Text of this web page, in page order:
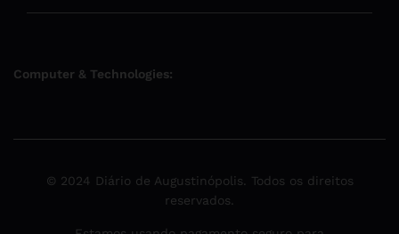
Computer & Technologies:
© 2024 Diário de Augustinópolis. Todos os direitos
reservados.